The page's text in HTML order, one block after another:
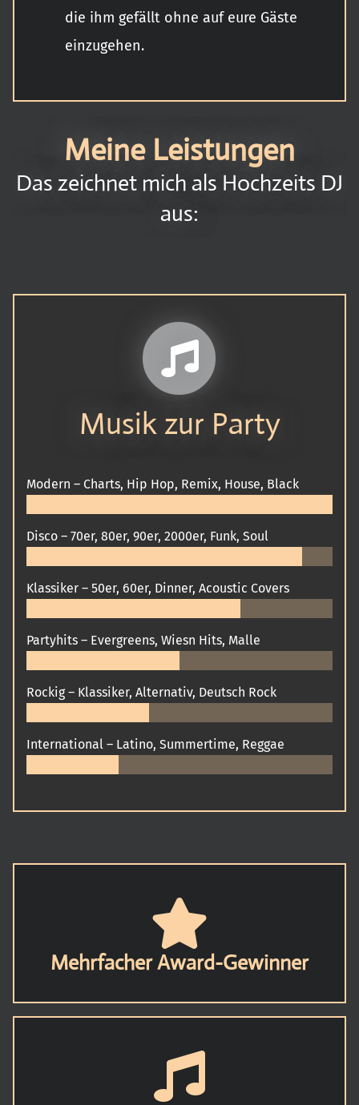
die ihm gefällt ohne auf eure Gäste
einzugehen.
Meine Leistungen
Das zeichnet mich als Hochzeits DJ
aus:
Musik zur Party
Modern – Charts, Hip Hop, Remix, House, Black
Disco – 70er, 80er, 90er, 2000er, Funk, Soul
Klassiker – 50er, 60er, Dinner, Acoustic Covers
Partyhits – Evergreens, Wiesn Hits, Malle
Rockig – Klassiker, Alternativ, Deutsch Rock
International – Latino, Summertime, Reggae
Mehrfacher Award-Gewinner